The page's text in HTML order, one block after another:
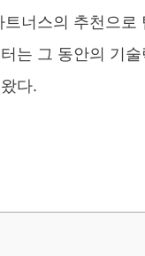
너스의 추천으
는 그 동안의 기
다.